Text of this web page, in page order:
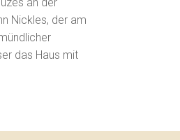
Nickles, der am
das Haus mit